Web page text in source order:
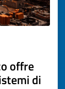
offre
di